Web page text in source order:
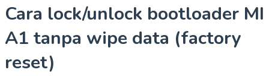
Cara lock/unlock bootloader MI
A1 tanpa wipe data (factory
reset)